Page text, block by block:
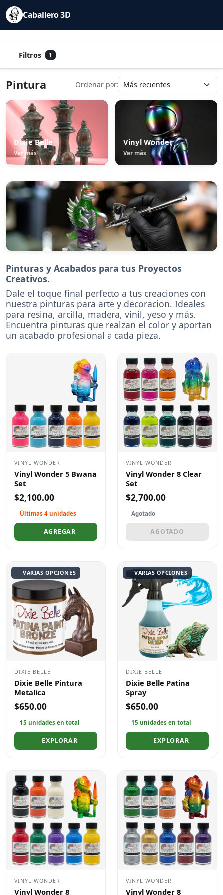
Caballero 3D
Filtros 1
Pintura Ordenar por:
Dixie Belle
Ver más
Vinyl Wonder
Ver más
Pinturas y Acabados para tus Proyectos
Creativos.
Dale el toque final perfecto a tus creaciones con
nuestra pinturas para arte y decoracion. Ideales
para resina, arcilla, madera, vinil, yeso y más.
Encuentra pinturas que realzan el color y aportan
un acabado profesional a cada pieza.
VINYL WONDER
Vinyl Wonder 5 Bwana
Set
$2,100.00
Últimas 4 unidades
AGREGAR
VINYL WONDER
Vinyl Wonder 8 Clear
Set
$2,700.00
Agotado
AGOTADO
VARIAS OPCIONES
DIXIE BELLE
Dixie Belle Pintura
Metalica
$650.00
15 unidades en total
EXPLORAR
VARIAS OPCIONES
DIXIE BELLE
Dixie Belle Patina
Spray
$650.00
15 unidades en total
EXPLORAR
VINYL WONDER
Vinyl Wonder 8
VINYL WONDER
Vinyl Wonder 8